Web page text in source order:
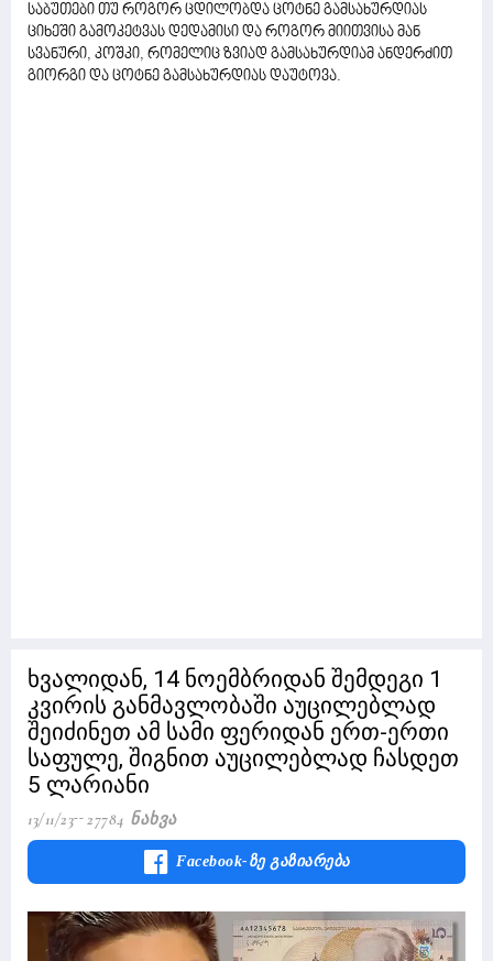
საბუთები თუ როგორ ცდილობდა ცოტნე გამსახურდიას
ციხეში გამოკეტვას დედამისი და როგორ მიითვისა მან
სვანური, კოშკი, რომელიც ზვიად გამსახურდიამ ანდერძით
გიორგი და ცოტნე გამსახურდიას დაუტოვა.
ხვალიდან, 14 ნოემბრიდან შემდეგი 1
კვირის განმავლობაში აუცილებლად
შეიძინეთ ამ სამი ფერიდან ერთ-ერთი
საფულე, შიგნით აუცილებლად ჩასდეთ
5 ლარიანი
13/11/23 27784 Ნახვა
Facebook-Ზე Გაზიარება